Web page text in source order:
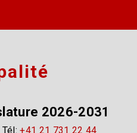
2026-2031
Tél:+41 21 731 22 44